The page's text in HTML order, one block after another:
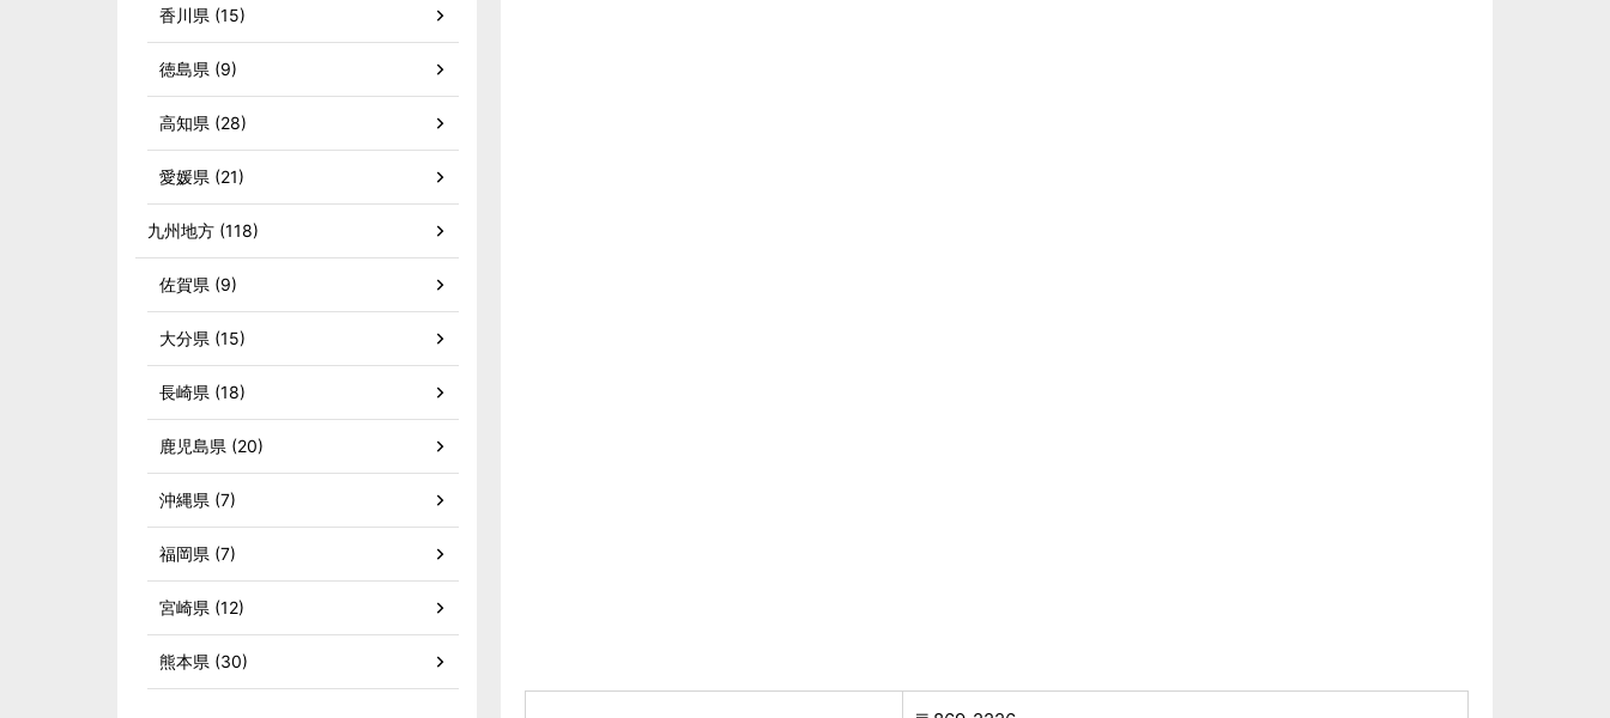
香川県 (15)
徳島県 (9)
高知県 (28)
愛媛県 (21)
九州地方 (118)
佐賀県 (9)
大分県 (15)
長崎県 (18)
鹿児島県 (20)
沖縄県 (7)
福岡県 (7)
宮崎県 (12)
熊本県 (30)